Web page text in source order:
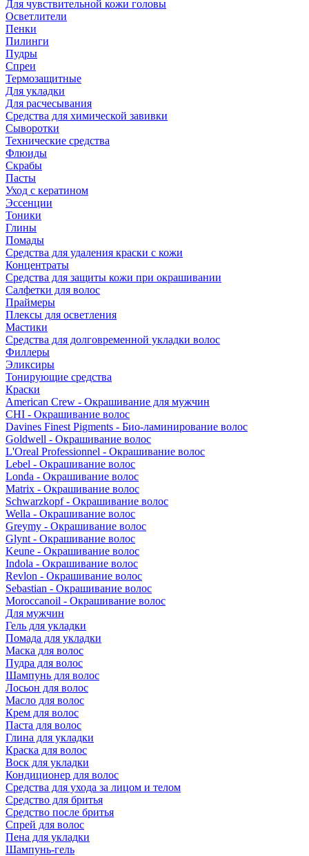
Для чувствительной кожи головы
Осветлители
Пенки
Пилинги
Пудры
Спреи
Термозащитные
Для укладки
Для расчесывания
Средства для химической завивки
Сыворотки
Технические средства
Флюиды
Скрабы
Пасты
Уход с кератином
Эссенции
Тоники
Глины
Помады
Средства для удаления краски с кожи
Концентраты
Средства для защиты кожи при окрашивании
Салфетки для волос
Праймеры
Плексы для осветления
Мастики
Средства для долговременной укладки волос
Филлеры
Эликсиры
Тонирующие средства
Краски
American Crew - Окрашивание для мужчин
CHI - Окрашивание волос
Davines Finest Pigments - Био-ламинирование волос
Goldwell - Окрашивание волос
L'Oreal Professionnel - Окрашивание волос
Lebel - Окрашивание волос
Londa - Окрашивание волос
Matrix - Окрашивание волос
Schwarzkopf - Окрашивание волос
Wella - Окрашивание волос
Greymy - Окрашивание волос
Glynt - Окрашивание волос
Keune - Окрашивание волос
Indola - Окрашивание волос
Revlon - Окрашивание волос
Sebastian - Окрашивание волос
Moroccanoil - Окрашивание волос
Для мужчин
Гель для укладки
Помада для укладки
Маска для волос
Пудра для волос
Шампунь для волос
Лосьон для волос
Масло для волос
Крем для волос
Паста для волос
Глина для укладки
Краска для волос
Воск для укладки
Кондиционер для волос
Средства для ухода за лицом и телом
Средство для бритья
Средство после бритья
Спрей для волос
Пена для укладки
Шампунь-гель